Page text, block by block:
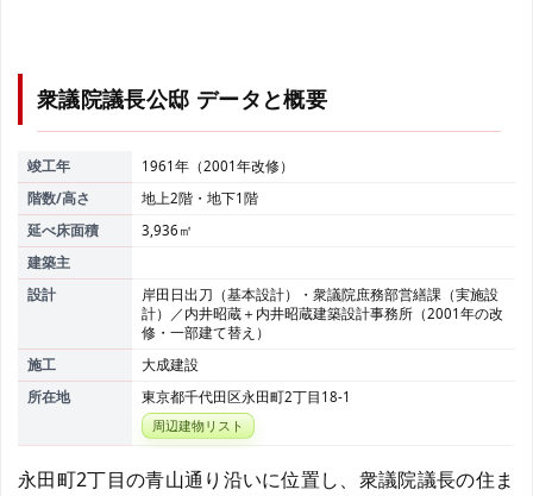
衆議院議長公邸 データと概要
竣工年
1961年（2001年改修）
階数/高さ
地上2階・地下1階
延べ床面積
3,936㎡
建築主
設計
岸田日出刀（基本設計）・衆議院庶務部営繕課（実施設
計）／内井昭蔵＋内井昭蔵建築設計事務所（2001年の改
修・一部建て替え）
施工
大成建設
所在地
東京都千代田区永田町2丁目18-1
周辺建物リスト
永田町2丁目の青山通り沿いに位置し、衆議院議長の住ま